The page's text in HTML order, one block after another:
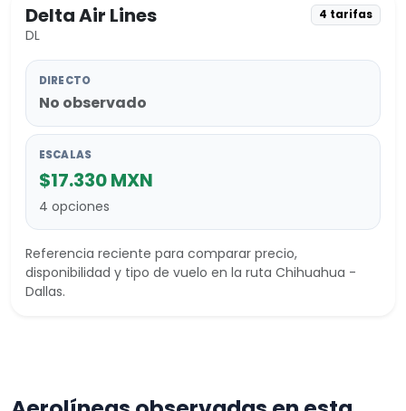
Delta Air Lines
DL
4 tarifas
DIRECTO
No observado
ESCALAS
$17.330 MXN
4 opciones
Referencia reciente para comparar precio,
disponibilidad y tipo de vuelo en la ruta Chihuahua -
Dallas.